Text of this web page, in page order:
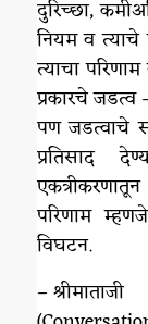
दुरिच्छा,
नियम व त्याचे
त्याचा
प्रकारचे
पण जडत्वाचे
प्रतिसाद
परिणाम
विघटन.
– श्रीमाताजी